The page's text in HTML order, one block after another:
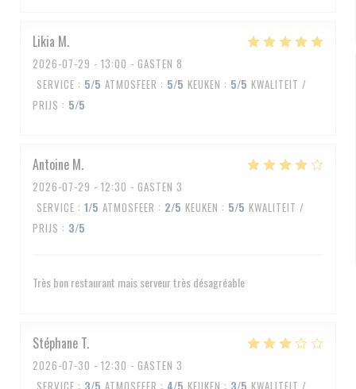
Likia M
2026-07-29 - 13:00 - GASTEN 8
SERVICE : 5/5 ATMOSFEER : 5/5 KEUKEN : 5/5 KWALITEIT /
PRIJS : 5/5
Antoine M
2026-07-29 - 12:30 - GASTEN 3
SERVICE : 1/5 ATMOSFEER : 2/5 KEUKEN : 5/5 KWALITEIT /
PRIJS : 3/5
Très bon restaurant mais serveur très désagréable
Stéphane T
2026-07-30 - 12:30 - GASTEN 3
SERVICE : 3/5 ATMOSFEER : 4/5 KEUKEN : 3/5 KWALITEIT /